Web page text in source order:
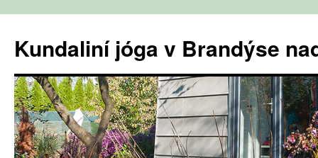
obsahu
webu
Kundaliní jóga v Brandýse